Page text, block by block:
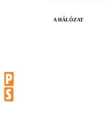
A HÁLÓZAT